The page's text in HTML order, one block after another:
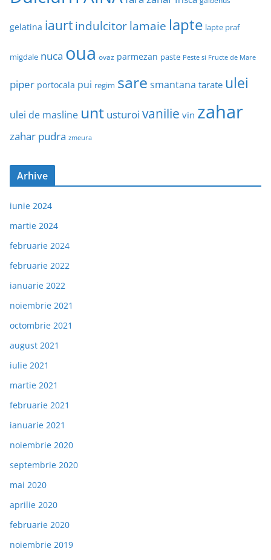
gelatina iaurtindulcitorlamaie lapte lapte praf
migdale nuca oua ovaz parmezan paste Peste si Fructe de Mare
piper portocala pui regim sare smantana tarate ulei
ulei de masline unt usturoi vanilie vin zahar
zahar pudra zmeura
Arhive
iunie 2024
martie 2024
februarie 2024
februarie 2022
ianuarie 2022
noiembrie 2021
octombrie 2021
august 2021
iulie 2021
martie 2021
februarie 2021
ianuarie 2021
noiembrie 2020
septembrie 2020
mai 2020
aprilie 2020
februarie 2020
noiembrie 2019